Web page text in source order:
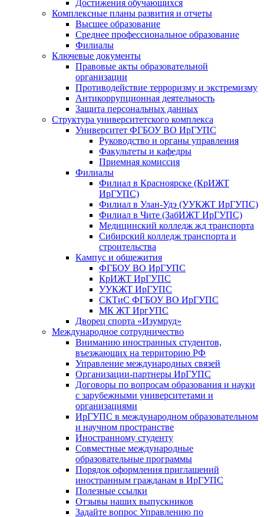
Достижения обучающихся
Комплексные планы развития и отчеты
Высшее образование
Среднее профессиональное образование
Филиалы
Ключевые документы
Правовые акты образовательной
организации
Противодействие терроризму и экстремизму
Антикоррупционная деятельность
Защита персональных данных
Структура университетского комплекса
Университет ФГБОУ ВО ИрГУПС
Руководство и органы управления
Факультеты и кафедры
Приемная комиссия
Филиалы
Филиал в Красноярске (КрИЖТ
ИрГУПС)
Филиал в Улан-Удэ (УУКЖТ ИрГУПС)
Филиал в Чите (ЗабИЖТ ИрГУПС)
Медицинский колледж жд транспорта
Сибирский колледж транспорта и
строительства
Кампус и общежития
ФГБОУ ВО ИрГУПС
КрИЖТ ИрГУПС
УУКЖТ ИрГУПС
СКТиС ФГБОУ ВО ИрГУПС
МК ЖТ ИргУПС
Дворец спорта «Изумруд»
Международное сотрудничество
Вниманию иностранных студентов,
въезжающих на территорию РФ
Управление международных связей
Организации-партнеры ИрГУПС
Договоры по вопросам образования и науки
с зарубежными университетами и
организациями
ИрГУПС в международном образовательном
и научном пространстве
Иностранному студенту
Совместные международные
образовательные программы
Порядок оформления приглашений
иностранным гражданам в ИрГУПС
Полезные ссылки
Отзывы наших выпускников
Задайте вопрос Управлению по